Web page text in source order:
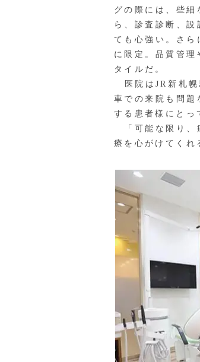
グの際には、些
ら、診査診断、
ても心強い。さ
に限定。品質管
タイルだ。
医院はJR新札幌
車での来院も問題
する患者様にとっ
「可能な限り、
療を心がけてくれ